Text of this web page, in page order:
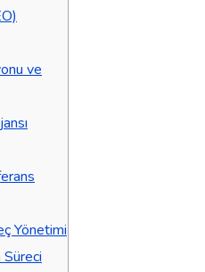
ve
Yönetimi
Süreci